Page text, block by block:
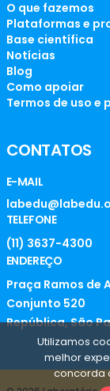
O que fazemos
Plataformas e
Base científica
Notícias
Blog
Como apoiar
Termos de uso
CONTATOS
E-MAIL
TELEFONE
(11) 3637-4300
ENDEREÇO
Praça Ramos de
Conjunto 520
República, São
Utilizamos
melhor
concorda